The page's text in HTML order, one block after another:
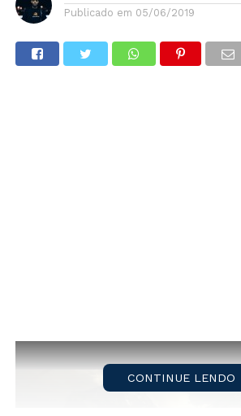
Publicado em 05/06/2019
CONTINUE LENDO